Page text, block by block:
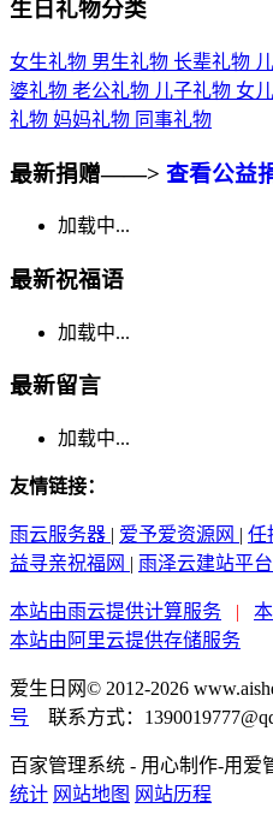
生日礼物分类
女生礼物 男生礼物 长辈礼物
婆礼物 老公礼物 儿子礼物 女
礼物 妈妈礼物 同事礼物
最新捐赠——> 查看公益
加载中...
最新祝福语
加载中...
最新留言
加载中...
友情链接：
雨云服务器 | 爱予爱资源网 | 任
益寻亲祝福网 | 雨泽云建站平台
本站由雨云提供计算服务 |
本站由阿里云提供存储服务
爱生日网© 2012-2026
号
联系方式：
百家管理系统 - 用心制作-用爱
统计 网站地图 网站历程